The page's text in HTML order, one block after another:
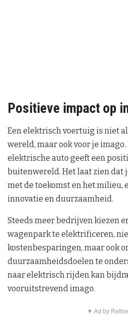
Positieve impact op
Een elektrisch voertuig is niet
wereld, maar ook voor je
elektrische auto geeft een
buitenwereld. Het laat zien dat
met de toekomst en het milieu,
innovatie en duurzaamheid.
Steeds meer bedrijven kiezen
wagenpark te elektrificeren,
kostenbesparingen, maar ook
duurzaamheidsdoelen te
naar elektrisch rijden kan
vooruitstrevend imago.
▼ Ad by